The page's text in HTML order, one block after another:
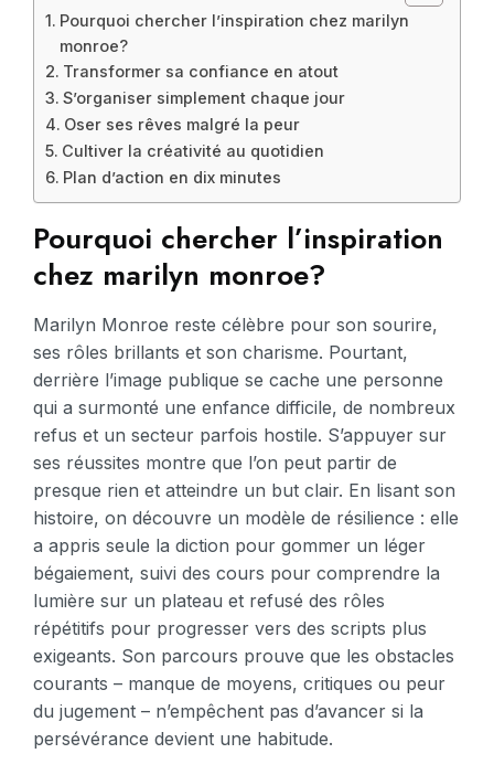
Pourquoi chercher l’inspiration chez marilyn
monroe?
Transformer sa confiance en atout
S’organiser simplement chaque jour
Oser ses rêves malgré la peur
Cultiver la créativité au quotidien
Plan d’action en dix minutes
Pourquoi chercher l’inspiration
chez marilyn monroe?
Marilyn Monroe reste célèbre pour son sourire,
ses rôles brillants et son charisme. Pourtant,
derrière l’image publique se cache une personne
qui a surmonté une enfance difficile, de nombreux
refus et un secteur parfois hostile. S’appuyer sur
ses réussites montre que l’on peut partir de
presque rien et atteindre un but clair. En lisant son
histoire, on découvre un modèle de résilience : elle
a appris seule la diction pour gommer un léger
bégaiement, suivi des cours pour comprendre la
lumière sur un plateau et refusé des rôles
répétitifs pour progresser vers des scripts plus
exigeants. Son parcours prouve que les obstacles
courants – manque de moyens, critiques ou peur
du jugement – n’empêchent pas d’avancer si la
persévérance devient une habitude.